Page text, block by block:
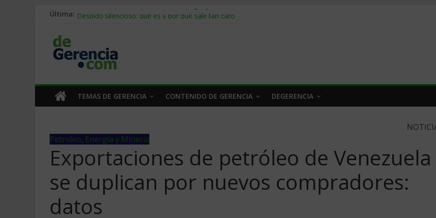
Última: Stablecoins para empresas: cómo pagar y cobrar en 2026
Trabajo forzoso en la cadena de suministro: qué hacer
Mercado hispano de EE. UU.: cómo segmentarlo y venderle
TEMAS DE GERENCIA CONTENIDO DE GERENCIA DEGERENCIA
Petroleo, Energia y Mineria
Exportaciones de petróleo de Venezuela
se duplican por nuevos compradores:
datos